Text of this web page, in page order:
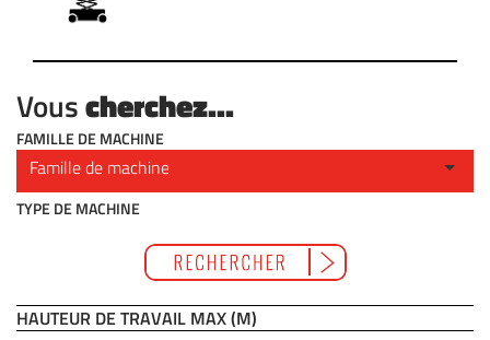
Vouscherchez...
FAMILLE DE MACHINE
TYPE DE MACHINE
HAUTEUR DE TRAVAIL MAX (M)